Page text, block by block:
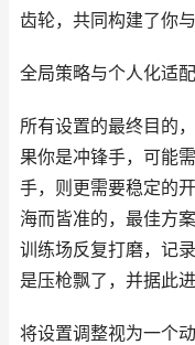
齿轮，共同构建了你
全局策略与个人化适配
所有设置的最终目的
果你是冲锋手，可能
手，则更需要稳定的
海而皆准的，最佳方
训练场反复打磨，记
是压枪飘了，并据此进
将设置调整视为一个